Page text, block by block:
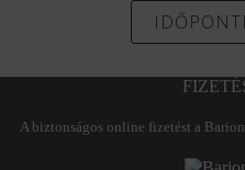
A biztonságos online fizetést a